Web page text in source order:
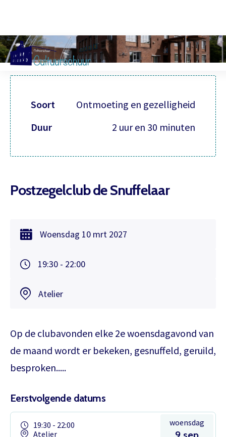
Postzegelclub de Snuffelaar
Woensdag 10 mrt 2027
19:30 - 22:00
Atelier
Op de clubavonden elke 2e woensdagavond van
de maand wordt er bekeken, gesnuffeld, geruild,
besproken.....
Eerstvolgende datums
19:30 - 22:00
Atelier
woensdag
Soort
Ontmoeting en gezelligheid
Duur
2 uur en 30 minuten